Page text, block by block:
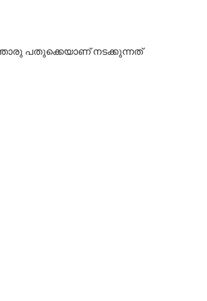
പതുക്കെയാണ് നടക്കുന്നത്